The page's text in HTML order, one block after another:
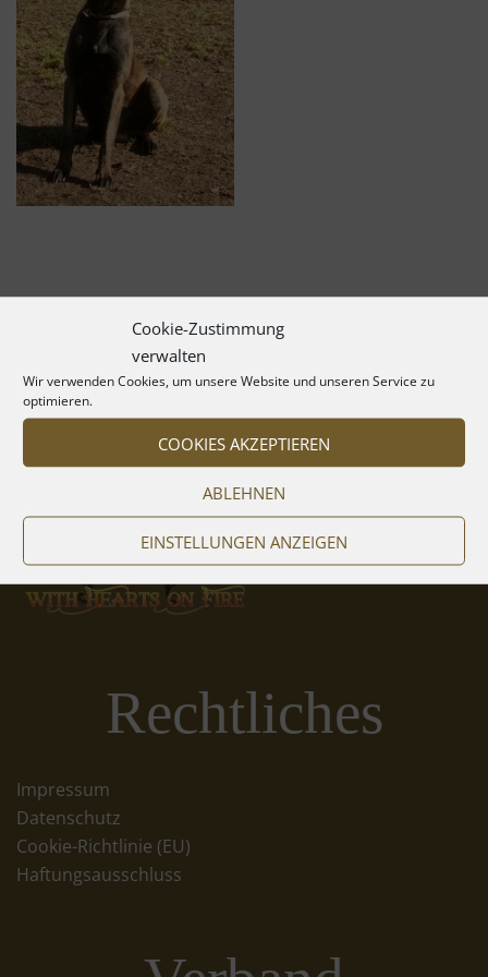
Cookie-Zustimmung
verwalten
Wir verwenden Cookies, um unsere Website und unseren Service zu
optimieren.
COOKIES AKZEPTIEREN
ABLEHNEN
EINSTELLUNGEN ANZEIGEN
Rechtliches
Impressum
Datenschutz
Cookie-Richtlinie (EU)
Haftungsausschluss